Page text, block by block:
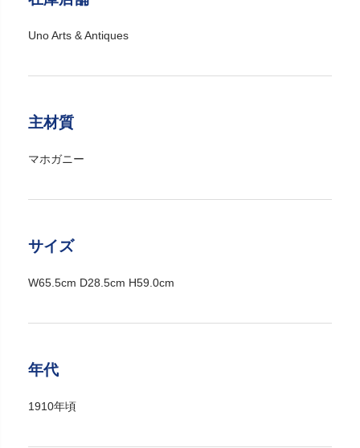
Uno Arts & Antiques
主材質
マホガニー
サイズ
W65.5cm D28.5cm H59.0cm
年代
1910年頃